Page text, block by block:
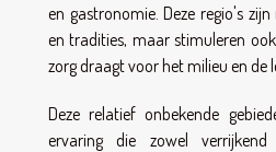
en gastronomie. Deze regio's
en tradities, maar stimuleren
zorg draagt voor het milieu en de
Deze relatief onbekende
ervaring die zowel